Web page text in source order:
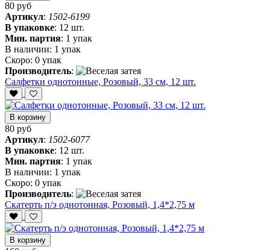
80 руб
Артикул: 1502-6199
В упаковке: 12 шт.
Мин. партия: 1 упак
В наличии: 1 упак
Скоро: 0 упак
Производитель:
Салфетки однотонные, Розовый, 33 см, 12 шт.
В корзину
80 руб
Артикул: 1502-6077
В упаковке: 12 шт.
Мин. партия: 1 упак
В наличии: 1 упак
Скоро: 0 упак
Производитель:
Скатерть п/э однотонная, Розовый, 1,4*2,75 м
В корзину